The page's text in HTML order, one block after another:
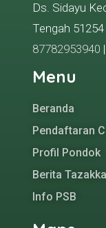
Ds. Sidayu
Tengah
87782953940
Menu
Beranda
Pendaftaran
Profil Pondok
Berita Tazakka
Info PSB